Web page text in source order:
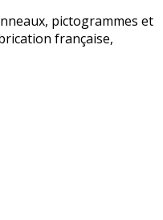
pictogrammes et
française,